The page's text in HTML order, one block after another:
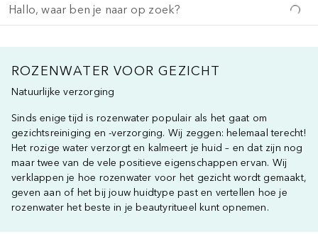
ROZENWATER VOOR GEZICHT
Natuurlijke verzorging
Sinds enige tijd is rozenwater populair als het gaat om
gezichtsreiniging en -verzorging. Wij zeggen: helemaal terecht!
Het rozige water verzorgt en kalmeert je huid – en dat zijn nog
maar twee van de vele positieve eigenschappen ervan. Wij
verklappen je hoe rozenwater voor het gezicht wordt gemaakt,
geven aan of het bij jouw huidtype past en vertellen hoe je
rozenwater het beste in je beautyritueel kunt opnemen.